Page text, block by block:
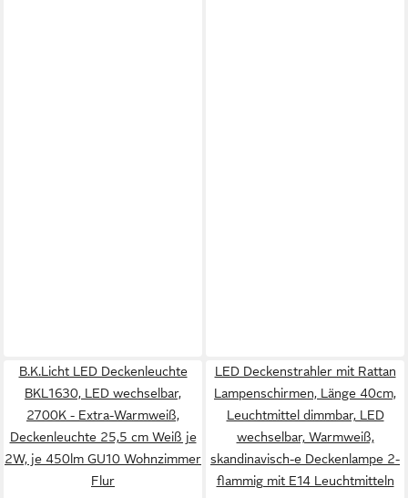
B.K.Licht LED Deckenleuchte
BKL1630, LED wechselbar,
2700K - Extra-Warmweiß,
Deckenleuchte 25,5 cm Weiß je
2W, je 450lm GU10 Wohnzimmer
Flur
LED Deckenstrahler mit Rattan
Lampenschirmen, Länge 40cm,
Leuchtmittel dimmbar, LED
wechselbar, Warmweiß,
skandinavisch-e Deckenlampe 2-
flammig mit E14 Leuchtmitteln